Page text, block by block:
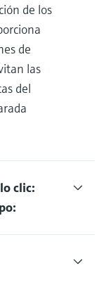
de los
de
las
del
clic: